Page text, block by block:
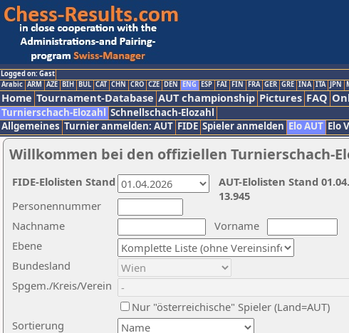
Logged on: Gast
Arabic ARM AZE BIH BUL CAT CHN CRO CZE DEN ENG ESP FAI FIN FRA GER GRE INA ITA JPN
Home Tournament-Database AUT championship Pictures FAQ
Turnierschach-Elozahl Schnellschach-Elozahl
Allgemeines Turnier anmelden: AUT FIDE Spieler anmelden Elo AUT Elo
Willkommen bei den offiziellen Turnierschach-
Nachname
Vorname
Ebene
Sortierung
Personennummer
Bundesland
Spgem./Kreis/Verein
Nur "österreichische" Spieler (Land=AUT)
AUT-Elolisten Stand
13.945
FIDE-Elolisten Stand